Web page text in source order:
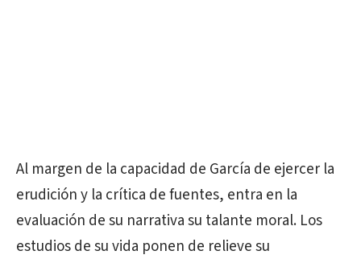
Al margen de la capacidad de García de ejercer la
erudición y la crítica de fuentes, entra en la
evaluación de su narrativa su talante moral. Los
estudios de su vida ponen de relieve su